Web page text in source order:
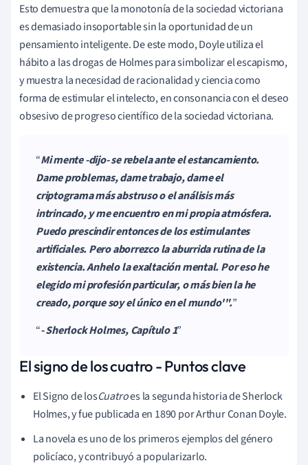
Esto demuestra que la monotonía de la sociedad victoriana
es demasiado insoportable sin la oportunidad de un
pensamiento inteligente. De este modo, Doyle utiliza el
hábito a las drogas de Holmes para simbolizar el escapismo,
y muestra la necesidad de racionalidad y ciencia como
forma de estimular el intelecto, en consonancia con el deseo
obsesivo de progreso científico de la sociedad victoriana.
Mi mente -dijo- se rebela ante el estancamiento.
Dame problemas, dame trabajo, dame el
criptograma más abstruso o el análisis más
intrincado, y me encuentro en mi propia atmósfera.
Puedo prescindir entonces de los estimulantes
artificiales. Pero aborrezco la aburrida rutina de la
existencia. Anhelo la exaltación mental. Por eso he
elegido mi profesión particular, o más bien la he
creado, porque soy el único en el mundo'".
- Sherlock Holmes, Capítulo 1
El signo de los cuatro - Puntos clave
El Signo de losCuatroes la segunda historia de Sherlock
Holmes, y fue publicada en 1890 por Arthur Conan Doyle.
La novela es uno de los primeros ejemplos del género
policíaco, y contribuyó a popularizarlo.